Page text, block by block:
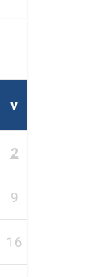
v
2
9
16